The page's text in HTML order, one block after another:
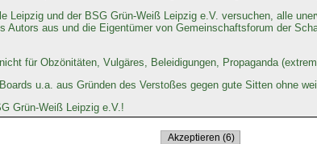
und der BSG Grün-Weiß Leipzig e.V. versuchen, alle
aus und die Eigentümer von Gemeinschaftsforum der
für Obzönitäten, Vulgäres, Beleidigungen, Propaganda
u.a. aus Gründen des Verstoßes gegen gute Sitten ohne
Grün-Weiß Leipzig e.V.!